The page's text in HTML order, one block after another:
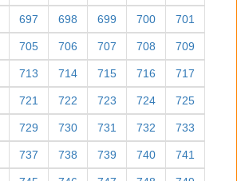
697 698 699 700 701
705 706 707 708 709
713 714 715 716 717
721 722 723 724 725
729 730 731 732 733
737 738 739 740 741